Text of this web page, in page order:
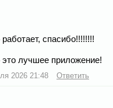
спасибо!!!!!!!!
это лучшее приложение!
2026 21:48 Ответить